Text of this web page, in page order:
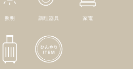
照明 調理器具 家電